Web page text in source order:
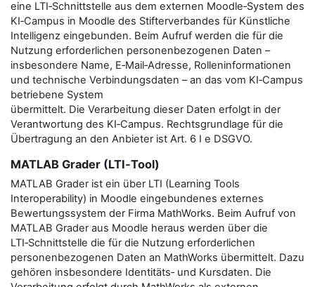
eine LTI‑Schnittstelle aus dem externen Moodle‑System des
KI‑Campus in Moodle des Stifterverbandes für Künstliche
Intelligenz eingebunden. Beim Aufruf werden die für die
Nutzung erforderlichen personenbezogenen Daten –
insbesondere Name, E‑Mail‑Adresse, Rolleninformationen
und technische Verbindungsdaten – an das vom KI‑Campus
betriebene System
übermittelt. Die Verarbeitung dieser Daten erfolgt in der
Verantwortung des KI‑Campus. Rechtsgrundlage für die
Übertragung an den Anbieter ist Art. 6 I e DSGVO.
MATLAB Grader (LTI‑Tool)
MATLAB Grader ist ein über LTI (Learning Tools
Interoperability) in Moodle eingebundenes externes
Bewertungssystem der Firma MathWorks. Beim Aufruf von
MATLAB Grader aus Moodle heraus werden über die
LTI‑Schnittstelle die für die Nutzung erforderlichen
personenbezogenen Daten an MathWorks übermittelt. Dazu
gehören insbesondere Identitäts‑ und Kursdaten. Die